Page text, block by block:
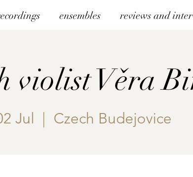
ensembles reviews and
violist Věra
Jul Czech Budejovice